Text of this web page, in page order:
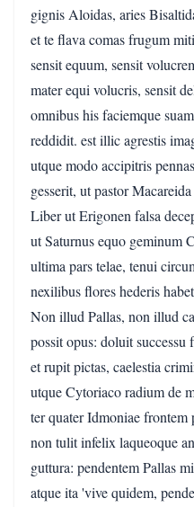
gignis Aloidas, aries
et te flava comas frugum
sensit equum, sensit
mater equi volucris, sensit
omnibus his faciemque
reddidit. est illic agrestis
utque modo accipitris
gesserit, ut pastor
Liber ut Erigonen falsa
ut Saturnus equo geminum
ultima pars telae, tenui
nexilibus flores hederis
Non illud Pallas, non illud
possit opus: doluit successu
et rupit pictas, caelestia
utque Cytoriaco radium de
ter quater Idmoniae frontem
non tulit infelix laqueoque
guttura: pendentem Pallas
atque ita 'vive quidem,